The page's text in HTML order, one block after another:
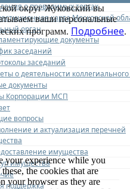
о проводимых торгах
карта Московской
орган
документы
заседаний
заседаний
о деятельности
документы
Корпорации МСП
вопросы
и актуализация перечней
имущества
имущества
поддержка
округ Жуковский вы
ваши персональные
программ. Подробнее.
your experience while you
the cookies that are
your browser as they are